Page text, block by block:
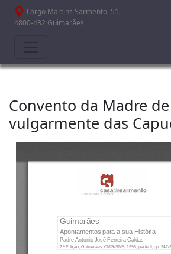
Passar para o conteúdo principal
Largo Martins Sarmento, 51,
4800-432 Guimarães
Convento da Madre
vulgarmente das